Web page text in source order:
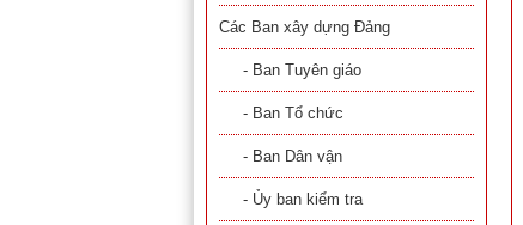
Các Ban xây dựng Đảng
- Ban Tuyên giáo
- Ban Tổ chức
- Ban Dân vận
- Ủy ban kiểm tra